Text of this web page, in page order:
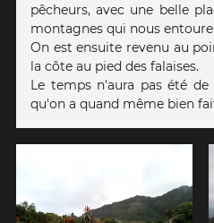
pêcheurs, avec une belle
montagnes qui nous
On est ensuite revenu au
la côte au pied des falaises.
Le temps n'aura pas été
qu'on a quand même bien